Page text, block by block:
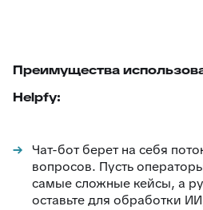
Преимущества
Helpfy:
Чат-бот берет на себя
вопросов. Пусть
самые сложные кейсы, а
оставьте для обработки